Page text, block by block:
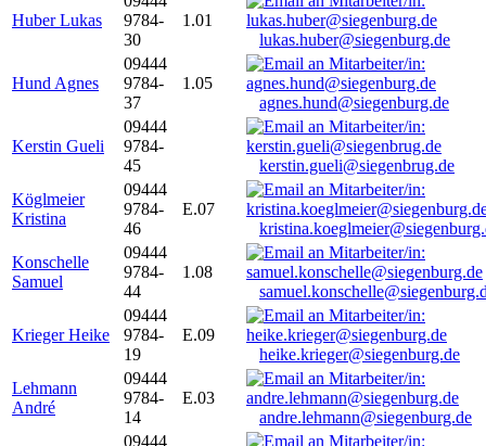
Huber Lukas
9784-
30
1.01
lukas.huber@siegenburg.de
Hund Agnes
09444
9784-
37
1.05
agnes.hund@siegenburg.de
Kerstin Gueli
09444
9784-
45
kerstin.gueli@siegenbrug.de
Köglmeier
Kristina
09444
9784-
46
E.07
Konschelle
Samuel
09444
9784-
44
1.08
Krieger Heike
09444
9784-
19
E.09
heike.krieger@siegenburg.de
Lehmann
André
09444
9784-
14
E.03
andre.lehmann@siegenburg.de
09444